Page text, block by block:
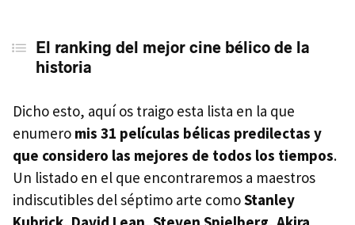
El ranking del mejor cine bélico de la
historia
Dicho esto, aquí os traigo esta lista en la que
enumero mis 31 películas bélicas predilectas y
que considero las mejores de todos los tiempos.
Un listado en el que encontraremos a maestros
indiscutibles del séptimo arte comoStanley